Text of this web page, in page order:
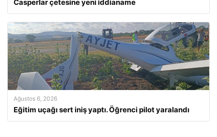
Casperlar çetesine yeni iddianame
Ağustos 6, 2026
Eğitim uçağı sert iniş yaptı. Öğrenci pilot yaralandı